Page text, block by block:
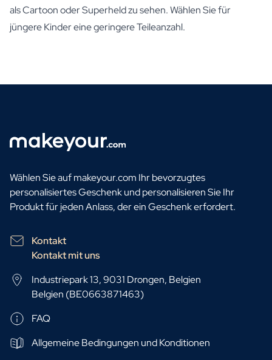
als Cartoon oder Superheld zu sehen. Wählen Sie für
jüngere Kinder eine geringere Teileanzahl.
Wählen Sie auf makeyour.com Ihr bevorzugtes
personalisiertes Geschenk und personalisieren Sie Ihr
Produkt für jeden Anlass, der ein Geschenk erfordert.
Kontakt
Kontakt mit uns
Industriepark 13, 9031 Drongen, Belgien
Belgien (BE0663871463)
FAQ
Allgemeine Bedingungen und Konditionen